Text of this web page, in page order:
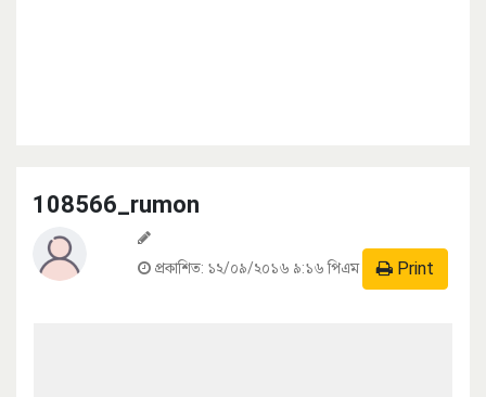
108566_rumon
প্রকাশিত: ১২/০৯/২০১৬ ৯:১৬ পিএম Print